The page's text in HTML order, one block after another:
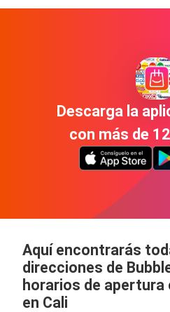
Descarga la
con más de
Aquí encontrarás
direcciones de
horarios de
en Cali